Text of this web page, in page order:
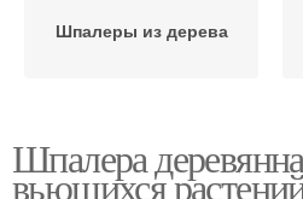
Шпалеры из дерева
однополосной шпалере
Шпалера
вьющихся